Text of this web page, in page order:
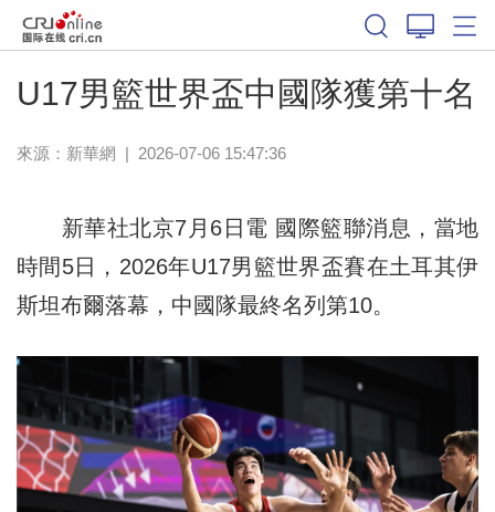
U17男籃世界盃中國隊獲第十名
來源：新華網 | 2026-07-06 15:47:36
新華社北京7月6日電 國際籃聯消息，當地
時間5日，2026年U17男籃世界盃賽在土耳其伊
斯坦布爾落幕，中國隊最終名列第10。